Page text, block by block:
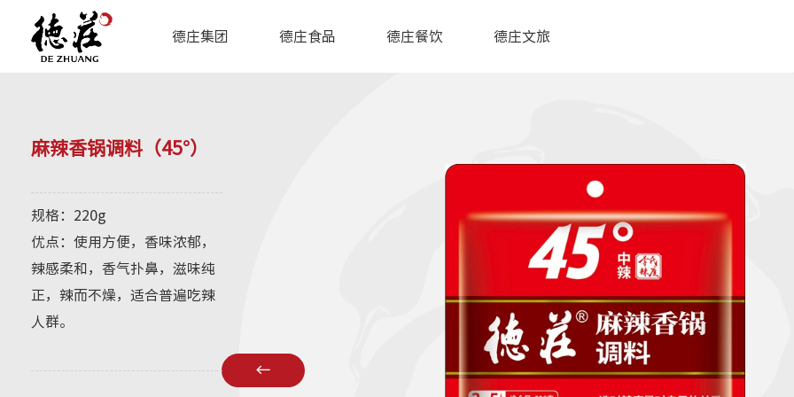
德庄集团 德庄食品 德庄餐饮 德庄文旅
麻辣香锅调料（45°）
规格：220g
优点：使用方便，香味浓郁，
辣感柔和，香气扑鼻，滋味纯
正，辣而不燥，适合普遍吃辣
人群。